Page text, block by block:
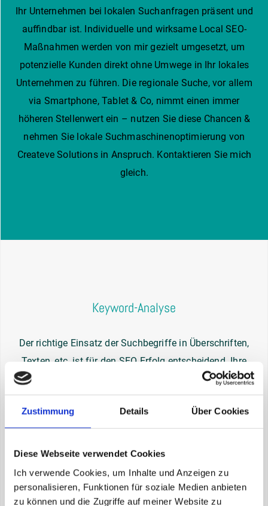
Zustimmung Details Über Cookies
Diese Webseite verwendet Cookies
Ich verwende Cookies, um Inhalte und Anzeigen zu
personalisieren, Funktionen für soziale Medien anbieten
zu können und die Zugriffe auf meiner Website zu
Ihr Unternehmen bei lokalen Suchanfragen präsent und
auffindbar ist. Individuelle und wirksame Local SEO-
Maßnahmen werden von mir gezielt umgesetzt, um
potenzielle Kunden direkt ohne Umwege in Ihr lokales
Unternehmen zu führen. Die regionale Suche, vor allem
via Smartphone, Tablet & Co, nimmt einen immer
höheren Stellenwert ein – nutzen Sie diese Chancen &
nehmen Sie lokale Suchmaschinenoptimierung von
Createve Solutions in Anspruch. Kontaktieren Sie mich
gleich.
Keyword-Analyse
Der richtige Einsatz der Suchbegriffe in Überschriften,
Texten, etc. ist für den SEO Erfolg entscheidend. Ihre
SEO Agentur im Pinzgau führt eine professionelle und
umfassende Keyword-Recherche durch. Dabei werden
Faktoren, wie Suchintention der Nutzer, Suchvolumen,
werden die optimalen Keywords von mir definiert und
spezielle Keyword-Listen erstellt. Gerne unterstütze ich
Sie bei der strategischen Integration der ausgewählten